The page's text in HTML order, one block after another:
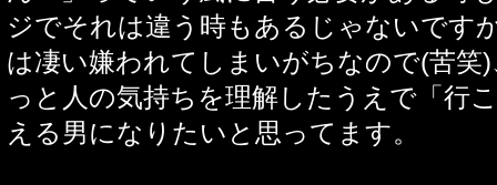
ジでそれは違う時もあるじゃないです
は凄い嫌われてしまいがちなので(苦笑
っと人の気持ちを理解したうえで「行
える男になりたいと思ってます。